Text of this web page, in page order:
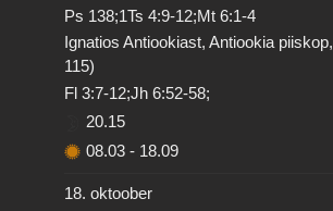
Ps 138;1Ts 4:9-12;Mt 6:1-4
Ignatios Antiookiast, Antiookia
115)
Fl 3:7-12;Jh 6:52-58;
20.15
08.03 - 18.09
18. oktoober